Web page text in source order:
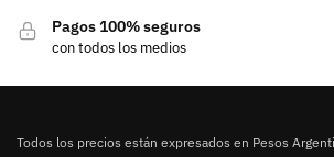
Pagos 100% seguros
con todos los medios
Todos los precios están expresados en Pesos